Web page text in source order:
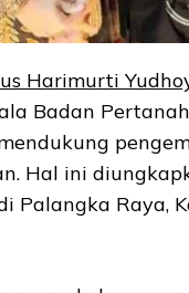
Harimurti
Badan
Hal ini
Palangka Raya,